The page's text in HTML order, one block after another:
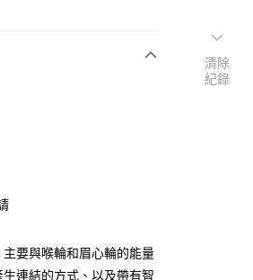
要與喉輪和眉心輪的能量
連結的方式、以及帶有智
清除
紀錄